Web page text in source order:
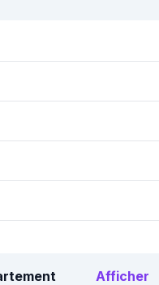
Afficher